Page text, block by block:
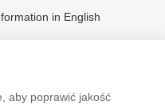
aby poprawić jakość
in English